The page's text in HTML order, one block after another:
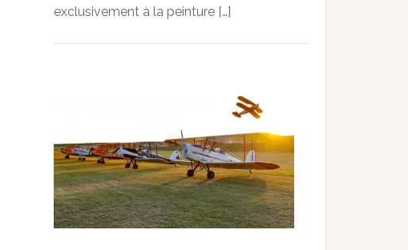
exclusivement à la peinture […]